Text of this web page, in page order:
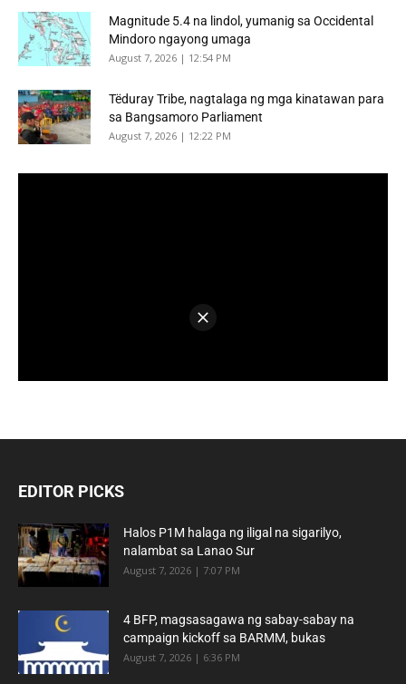
Magnitude 5.4 na lindol, yumanig sa Occidental
Mindoro ngayong umaga
August 7, 2026 | 12:54 PM
Tëduray Tribe, nagtalaga ng mga kinatawan para
sa Bangsamoro Parliament
August 7, 2026 | 12:22 PM
EDITOR PICKS
Halos P1M halaga ng iligal na sigarilyo,
nalambat sa Lanao Sur
August 7, 2026 | 7:07 PM
4 BFP, magsasagawa ng sabay-sabay na
campaign kickoff sa BARMM, bukas
August 7, 2026 | 6:36 PM